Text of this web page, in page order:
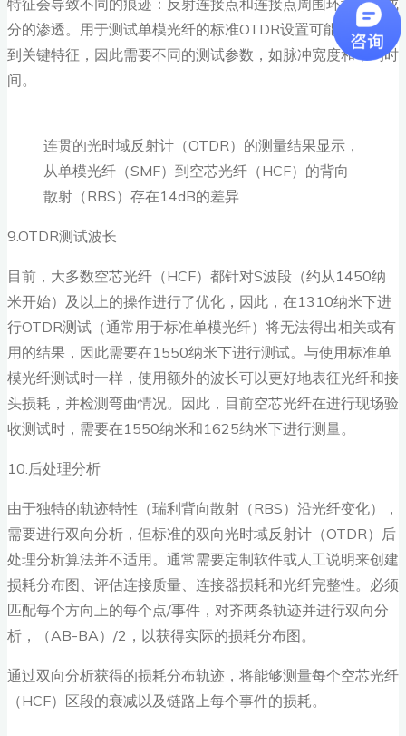
分的渗透。用于测试单模光纤的标准OTDR设置可能无法检测
到关键特征，因此需要不同的测试参数，如脉冲宽度和平均时
间。
连贯的光时域反射计（OTDR）的测量结果显示，
从单模光纤（SMF）到空芯光纤（HCF）的背向
散射（RBS）存在14dB的差异
9.OTDR测试波长
目前，大多数空芯光纤（HCF）都针对S波段（约从1450纳
米开始）及以上的操作进行了优化，因此，在1310纳米下进
行OTDR测试（通常用于标准单模光纤）将无法得出相关或有
用的结果，因此需要在1550纳米下进行测试。与使用标准单
模光纤测试时一样，使用额外的波长可以更好地表征光纤和接
头损耗，并检测弯曲情况。因此，目前空芯光纤在进行现场验
收测试时，需要在1550纳米和1625纳米下进行测量。
10.后处理分析
由于独特的轨迹特性（瑞利背向散射（RBS）沿光纤变化），
需要进行双向分析，但标准的双向光时域反射计（OTDR）后
处理分析算法并不适用。通常需要定制软件或人工说明来创建
损耗分布图、评估连接质量、连接器损耗和光纤完整性。必须
匹配每个方向上的每个点/事件，对齐两条轨迹并进行双向分
析，（AB-BA）/2，以获得实际的损耗分布图。
通过双向分析获得的损耗分布轨迹，将能够测量每个空芯光纤
（HCF）区段的衰减以及链路上每个事件的损耗。